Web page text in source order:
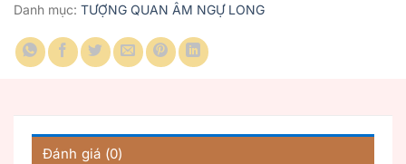
Danh mục: TƯỢNG QUAN ÂM NGỰ LONG
Đánh giá (0)